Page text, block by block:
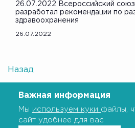
26.07.2022 Всероссийский союз
разработал рекомендации по
здравоохранения
26.07.2022
Назад
Важная информация
Мы используем куки файлы,
сайт удобнее для вас